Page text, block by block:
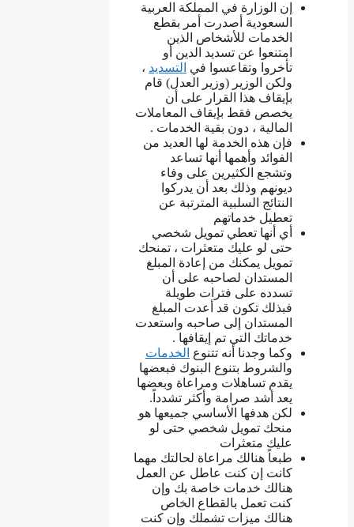
إن الوزارة في المملكة العربية
السعودية أصدرت أمر بقطع
الخدمات للأشخاص الذين
امتنعوا عن تسديد الدين أو
تأخروا وتقاعسوا في التسديد ،
ولكن الوزير (وزير العدل) قام
بإيقاف هذا القرار على أن
يخصص فقط بإيقاف المعاملات
المالية ، دون بقية الخدمات .
فإن هذه الخدمة لها العديد من
الفوائد وأهمها أنها تساعد
وتشجع الكثيرين على وفاء
ديونهم وذلك بعد أن يدركوا
النتائج السلبية المترتبة عن
تعطيل خدماتهم
أي أنها تعطي تمويل شخصي
حتى لو عليك متعثرات ، تمنحك
تمويل يمكنك من إعادة المبلغ
المستدان لصاحبه على أن
تسدده على فترات طويلة
فبذلك تكون قد أعدت المبلغ
المستدان إلى صاحبه واستعدت
خدماتك التي تم إيقافها .
وكما وجدنا أنه تتنوع الخدمات
والشروط بتنوع البنوك فبعضها
يقدم تساهلات ومراعاة وبعضها
يعد أشد صرامة وأكثر تشدداً.
لكن هدفها الأساسي جميعها هو
منحك تمويل شخصي حتى لو
عليك متعثرات
طبعاً هنالك مراعاة لحالتك مهما
كانت إن كنت عاطل عن العمل
هنالك خدمات خاصة بك وإن
كنت تعمل بالقطاع الخاص
هنالك ميزات تشملك وإن كنت